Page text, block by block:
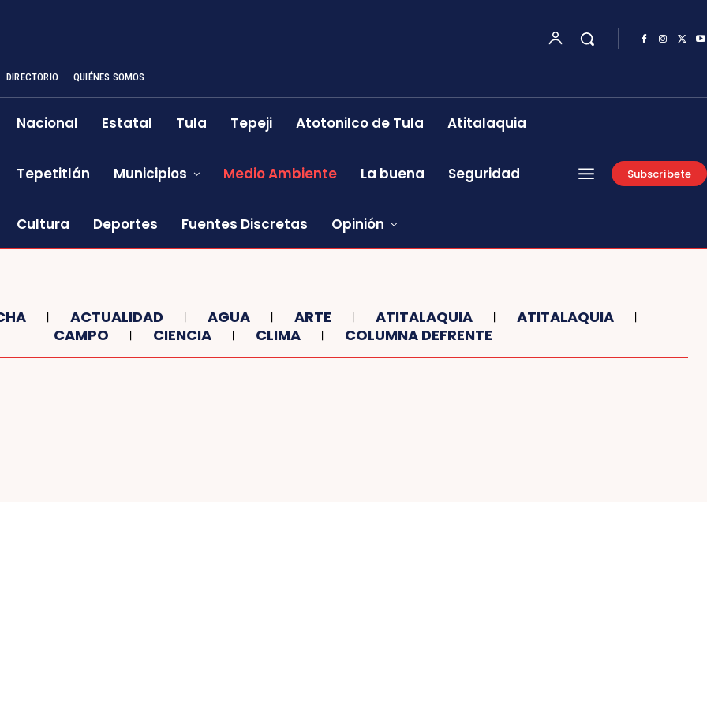
DIRECTORIO QUIÉNES SOMOS
Nacional Estatal Tula Tepeji Atotonilco de Tula Atitalaquia
Tepetitlán Municipios Medio Ambiente La buena Seguridad
Cultura Deportes Fuentes Discretas Opinión
Subscríbete
ACTUALIDAD AGUA ARTE ATITALAQUIA
ATITALAQUIA
CAMPO
CIENCIA CLIMA COLUMNA DEFRENTE